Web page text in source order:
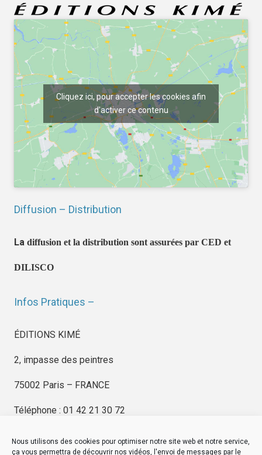
Nous utilisons des cookies pour optimiser notre site web et notre service,
ça vous permettra de découvrir nos vidéos, l'envoi de messages par le
Cliquez ici, pour accepter les cookies afin
d'activer ce contenu
Diffusion – Distribution
La diffusion et la distribution sont assurées par CED et
DILISCO
Infos Pratiques –
ÉDITIONS KIMÉ
2, impasse des peintres
75002 Paris – FRANCE
Téléphone : 01 42 21 30 72